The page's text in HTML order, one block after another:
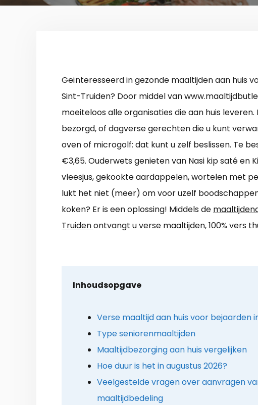
Geïnteresseerd in gezonde maaltijden aan huis
Sint-Truiden? Door middel van
moeiteloos alle organisaties die aan huis
bezorgd, of dagverse gerechten die u kunt
oven of microgolf: dat kunt u zelf beslissen. Te
€3,65. Ouderwets genieten van Nasi kip saté en
vleesjus, gekookte aardappelen, wortelen met
lukt het niet (meer) om voor uzelf
koken? Er is een oplossing! Middels de
Truidenontvangt u verse maaltijden, 100% vers
Inhoudsopgave
Verse maaltijd aan huis voor bejaarden
Type seniorenmaaltijden
Maaltijdbezorging aan huis vergelijken
Hoe duur is het in augustus 2026?
Veelgestelde vragen over aanvragen
maaltijdbedeling